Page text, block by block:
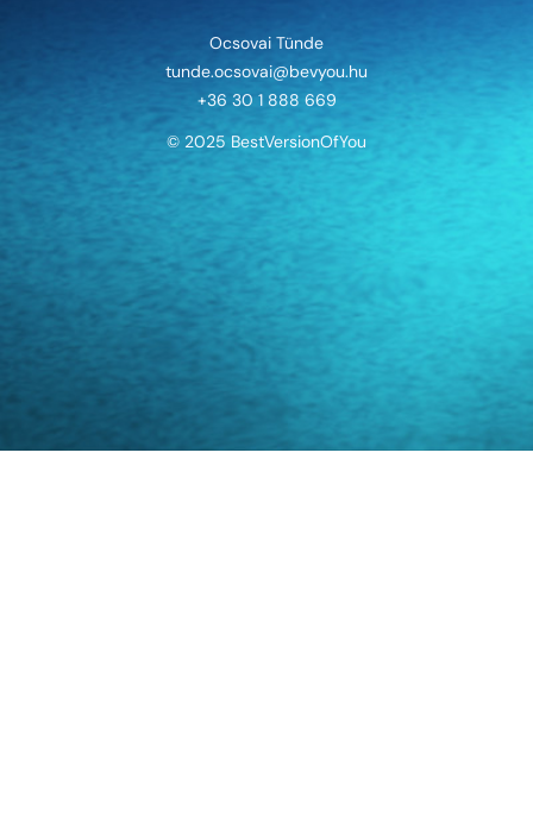
Ocsovai Tünde
tunde.ocsovai@bevyou.hu
+36 30 1 888 669
© 2025 BestVersionOfYou